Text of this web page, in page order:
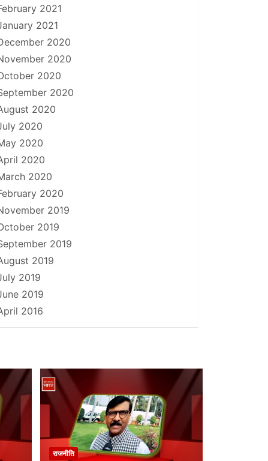
2021
2021
2020
2020
2020
2020
2020
2020
2020
2020
2020
2020
2019
2019
2019
2019
2019
2019
2016
राजनीति